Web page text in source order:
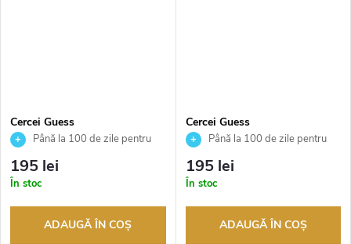
Cercei Guess
JUBE05021JWYGT
Până la 100 de zile pentru
returnarea bunurilor. Vânzător
autorizat
195 lei
În stoc
ADAUGĂ ÎN COŞ
Cercei Guess
JUBE05021JWRHT
Până la 100 de zile pentru
returnarea bunurilor. Vânzător
autorizat
195 lei
În stoc
ADAUGĂ ÎN COŞ